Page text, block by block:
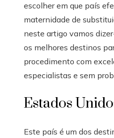
escolher em que país
maternidade de
neste artigo vamos
os melhores destinos
procedimento com
especialistas e sem
Estados
Este país é um dos